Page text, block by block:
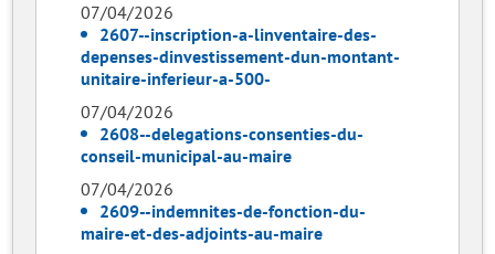
07/04/2026
2607--inscription-a-linventaire-des-
depenses-dinvestissement-dun-montant-
unitaire-inferieur-a-500-
07/04/2026
2608--delegations-consenties-du-
conseil-municipal-au-maire
07/04/2026
2609--indemnites-de-fonction-du-
maire-et-des-adjoints-au-maire